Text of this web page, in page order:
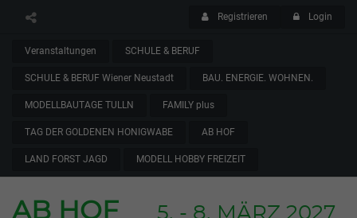
Registrieren Login
Veranstaltungen SCHULE & BERUF
SCHULE & BERUF Wiener Neustadt BAU. ENERGIE. WOHNEN.
MODELLBAUTAGE TULLN FAMILY plus
TAG DER GOLDENEN HONIGWABE AB HOF
LAND FORST JAGD MODELL HOBBY FREIZEIT
AB HOF 5. - 8. MÄRZ 2027